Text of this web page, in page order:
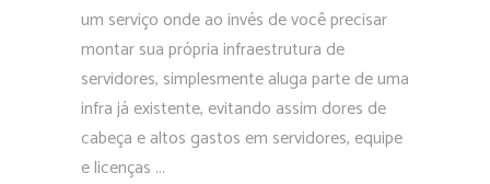
um serviço onde ao invés de você precisar
montar sua própria infraestrutura de
servidores, simplesmente aluga parte de uma
infra já existente, evitando assim dores de
cabeça e altos gastos em servidores, equipe
e licenças